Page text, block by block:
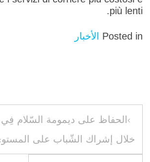
più lenti.
Posted in الأخبار
تصفّح
المقالات
الحفاظ على ديمومة السّلام
خلال إشراك الشّباب على